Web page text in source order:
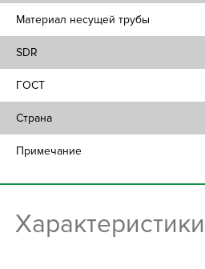
Материал несущей трубы
SDR
ГОСТ
Страна
Примечание